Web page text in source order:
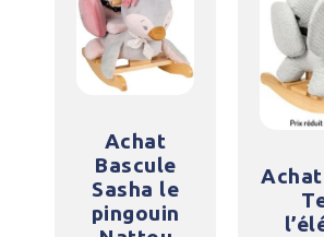
Achat
Bascule
Sasha le
pingouin